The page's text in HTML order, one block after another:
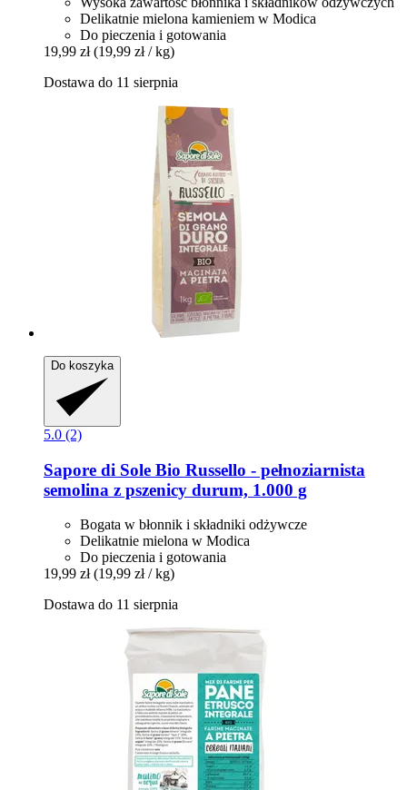
Delikatnie mielona kamieniem w Modica
Do pieczenia i gotowania
19,99 zł (19,99 zł / kg)
Dostawa do 11 sierpnia
Do koszyka
5.0 (2)
Sapore di Sole Bio Russello -​ pełnoziarnista
semolina z pszenicy durum, 1.000 g
Bogata w błonnik i składniki odżywcze
Delikatnie mielona w Modica
Do pieczenia i gotowania
19,99 zł (19,99 zł / kg)
Dostawa do 11 sierpnia